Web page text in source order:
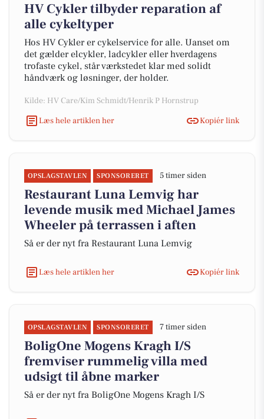
HV Cykler tilbyder reparation af
alle cykeltyper
Hos HV Cykler er cykelservice for alle. Uanset om
det gælder elcykler, ladcykler eller hverdagens
trofaste cykel, står værkstedet klar med solidt
håndværk og løsninger, der holder.
Kilde: HV Care/Kim Schmidt/Henrik P Hornstrup
Læs hele artiklen her
Kopiér link
OPSLAGSTAVLEN SPONSORERET 5 timer siden
Restaurant Luna Lemvig har
levende musik med Michael James
Wheeler på terrassen i aften
Så er der nyt fra Restaurant Luna Lemvig
Læs hele artiklen her Kopiér link
OPSLAGSTAVLEN SPONSORERET 7 timer siden
BoligOne Mogens Kragh I/S
fremviser rummelig villa med
udsigt til åbne marker
Så er der nyt fra BoligOne Mogens Kragh I/S